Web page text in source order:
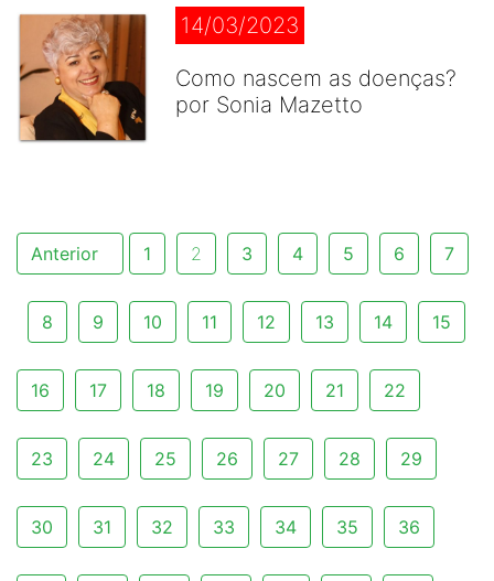
14/03/2023
Como nascem as doenças?
por Sonia Mazetto
Anterior 1 2 3 4 5 6 7
8 9 10 11 12 13 14 15
16 17 18 19 20 21 22
23 24 25 26 27 28 29
30 31 32 33 34 35 36